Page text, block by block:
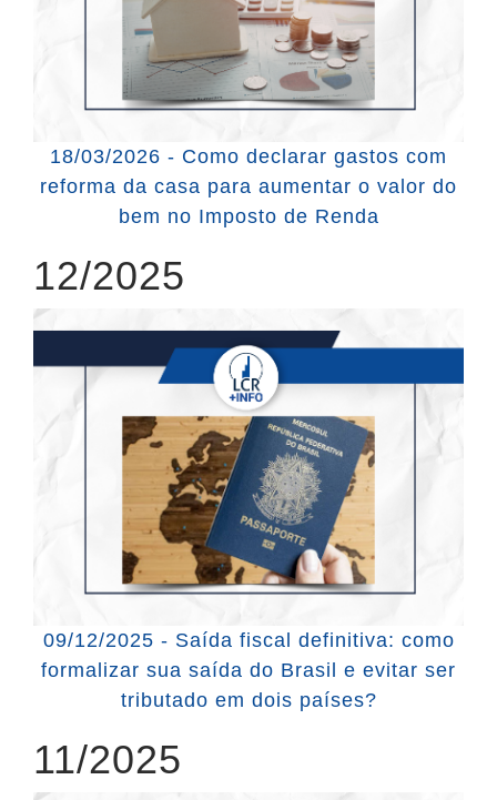
18/03/2026 - Como declarar gastos com
reforma da casa para aumentar o valor do
bem no Imposto de Renda
12/2025
09/12/2025 - Saída fiscal definitiva: como
formalizar sua saída do Brasil e evitar ser
tributado em dois países?
11/2025